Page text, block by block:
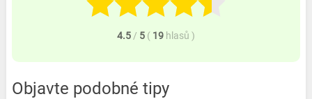
4.5 / 5 ( 19 hlasů )
Objavte podobné tipy